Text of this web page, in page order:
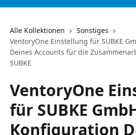
Alle Kollektionen
Sonstiges
VentoryOne Einstellung für SUBKE
Deines Accounts für die
SUBKE
VentoryOne
für SUBKE
Konfiguration